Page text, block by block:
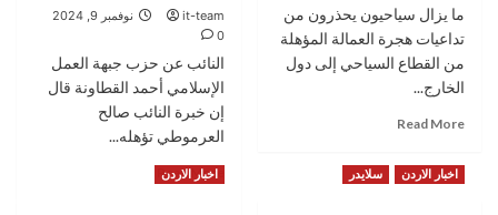
ما يزال سياحيون يحذرون من
تداعيات هجرة العمالة المؤهلة
من القطاع السياحي إلى دول
الخارج...
Read More
about
تحذيرات
it-team
نوفمبر 9, 2024
0
النائب عن حزب جبهة العمل
الإسلامي أحمد القطاونة قال
إن خبرة النائب صالح
العرموطي تؤهله...
Read More
Read
اخبار الاردن سلايدر اخبار الاردن